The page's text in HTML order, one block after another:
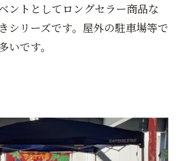
ントとしてロングセラー商品な
シリーズです。屋外の駐車場等で
いです。